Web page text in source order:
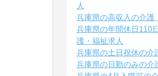
人
兵庫県の高収入の介護
兵庫県の年間休日110
護・福祉求人
兵庫県の土日祝休の介
兵庫県の日勤のみの介